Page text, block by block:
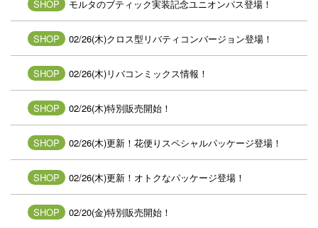
SHOP モルタのブティック実装記念ユニオンパス登場！
SHOP 02/26(木)クロス型リバティコンバージョン登場！
SHOP 02/26(木)リバコンミックス情報！
SHOP 02/26(木)特別販売開始！
SHOP 02/26(木)更新！花便りスペシャルパッケージ登場！
SHOP 02/26(木)更新！オトクなパッケージ登場！
SHOP 02/20(金)特別販売開始！